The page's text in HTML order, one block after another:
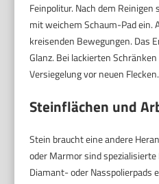
Feinpolitur. Nach dem
mit weichem Schaum-Pad ein.
kreisenden Bewegungen. Das
Glanz. Bei lackierten
Versiegelung vor neuen Flecken.
Steinflächen und
Stein braucht eine andere
oder Marmor sind
Diamant- oder Nasspolierpads